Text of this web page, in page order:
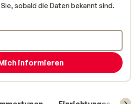
sobald die Daten bekannt sind.
informieren